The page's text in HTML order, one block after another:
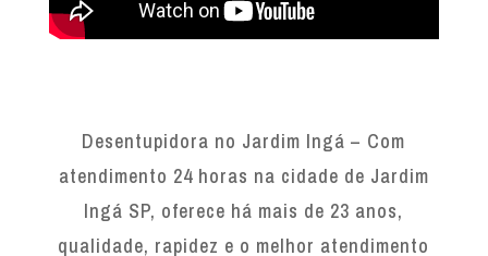
Desentupidora no Jardim Ingá – Com
atendimento 24 horas na cidade de Jardim
Ingá SP, oferece há mais de 23 anos,
qualidade, rapidez e o melhor atendimento